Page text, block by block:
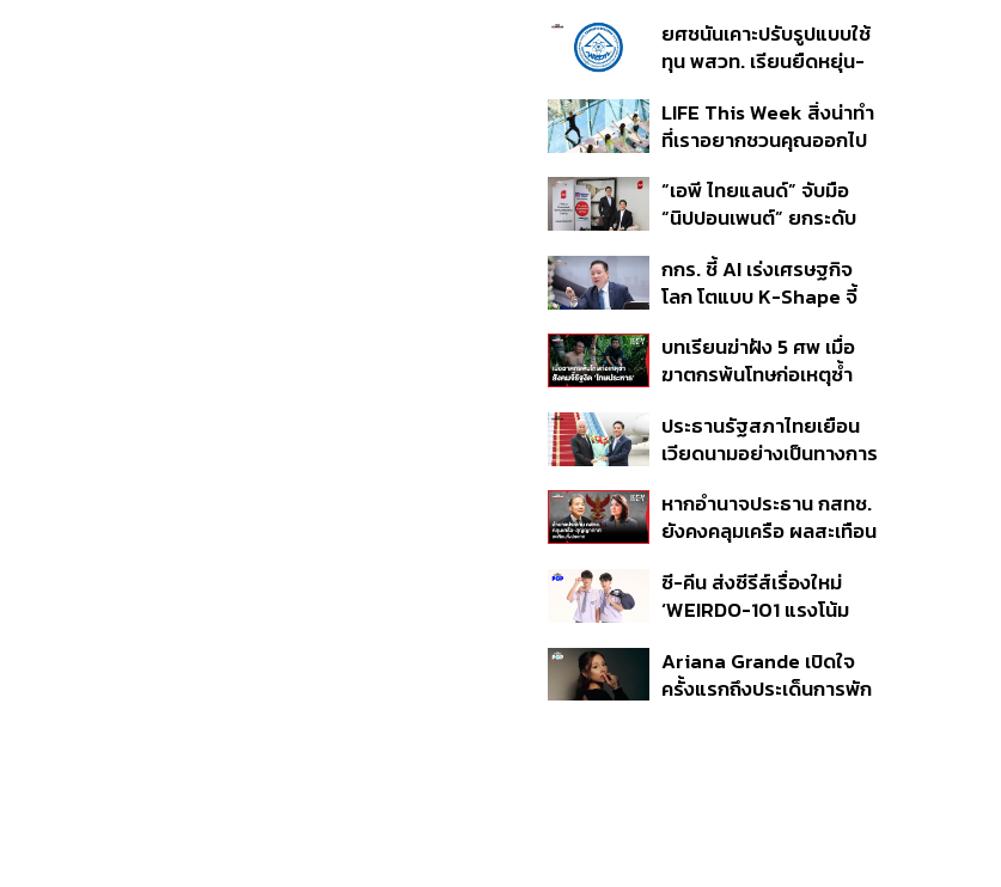
วันที่ค่าเงินตก ทุนสำรอง
ต่ำ
ยศชนันเคาะปรับรูปแบบใช้
ทุน พสวท. เรียนยืดหยุ่น-
เวลาเรียน-ดึงผลงานลด
หย่อนเวลา ดันให้มีผลย้อน
LIFE This Week สิ่งน่าทำ
ที่เราอยากชวนคุณออกไป
สิงหาคม 2569
“เอพี ไทยแลนด์” จับมือ
“นิปปอนเพนต์” ยกระดับ
ในไทยสู่มาตรฐานโลกด้วย
EPD International
พร้อมชูแนวคิด Global
Standards for Global
Sustainable Living ส่ง
มอบบ้านคุณภาพ ลดผลก
ระทบต่อสิ่งแวดล้อม พร้อม
ปั้นนักออกแบบที่ใส่ใจโลก
กกร. ชี้ AI เร่งเศรษฐกิจ
โลก โตแบบ K-Shape จี้
รับคลื่นลงทุนใหม่
บทเรียนฆ่าฝัง 5 ศพ เมื่อ
ฆาตกรพ้นโทษก่อเหตุซ้ำ
คืนความยุติธรรม
ประธานรัฐสภาไทยเยือน
เวียดนามอย่างเป็นทางการ
แห่งชาติ สานสัมพันธ์
แน่นแฟ้น 50 ปี
หากอำนาจประธาน กสทช.
ยังคงคลุมเครือ ผลสะเทือน
หนักแค่ไหน
ซี-คีน ส่งซีรีส์เรื่องใหม่
‘WEIRDO-101 แรงโน้ม
แรก 14 ส.ค. นี้
Ariana Grande เปิดใจ
ครั้งแรกถึงประเด็นการพัก